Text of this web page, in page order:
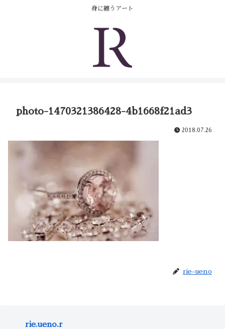
身に纏うアート
photo-1470321386428-4b1668f21ad3
2018.07.26
rie-ueno
rie.ueno.r